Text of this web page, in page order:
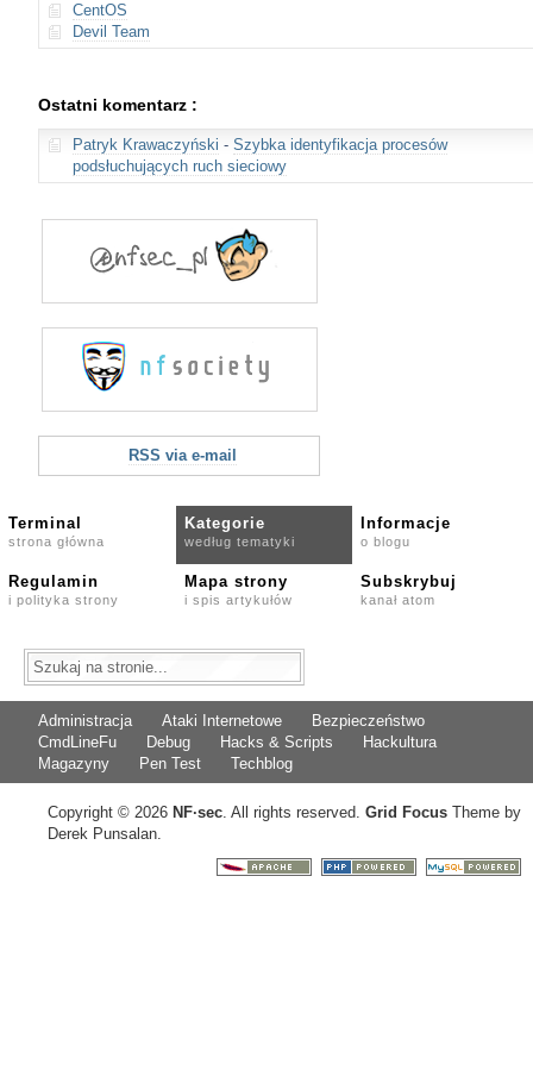
CentOS
Devil Team
Ostatni komentarz :
Patryk Krawaczyński - Szybka identyfikacja procesów
podsłuchujących ruch sieciowy
RSS via e-mail
Terminal
strona główna
Kategorie
według tematyki
Informacje
o blogu
Regulamin
i polityka strony
Mapa strony
i spis artykułów
Subskrybuj
kanał atom
Administracja Ataki Internetowe
Bezpieczeństwo
CmdLineFu
Debug Hacks & Scripts
Hackultura
Magazyny
Pen Test Techblog
Copyright © 2026 NF·sec. All rights reserved. Grid Focus Theme by
Derek Punsalan.